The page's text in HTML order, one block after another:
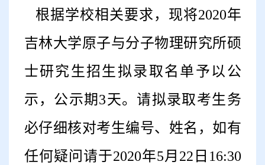
根据学校相关要求，现将2020年
吉林大学原子与分子物理研究所硕
士研究生招生拟录取名单予以公
示，公示期3天。请拟录取考生务
必仔细核对考生编号、姓名，如有
任何疑问请于2020年5月22日16:30